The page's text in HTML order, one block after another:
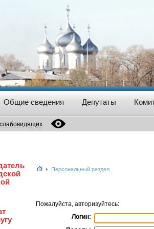
Общие сведения Депутаты
Персональный раздел
Пожалуйста, авторизуйтесь:
Логин: